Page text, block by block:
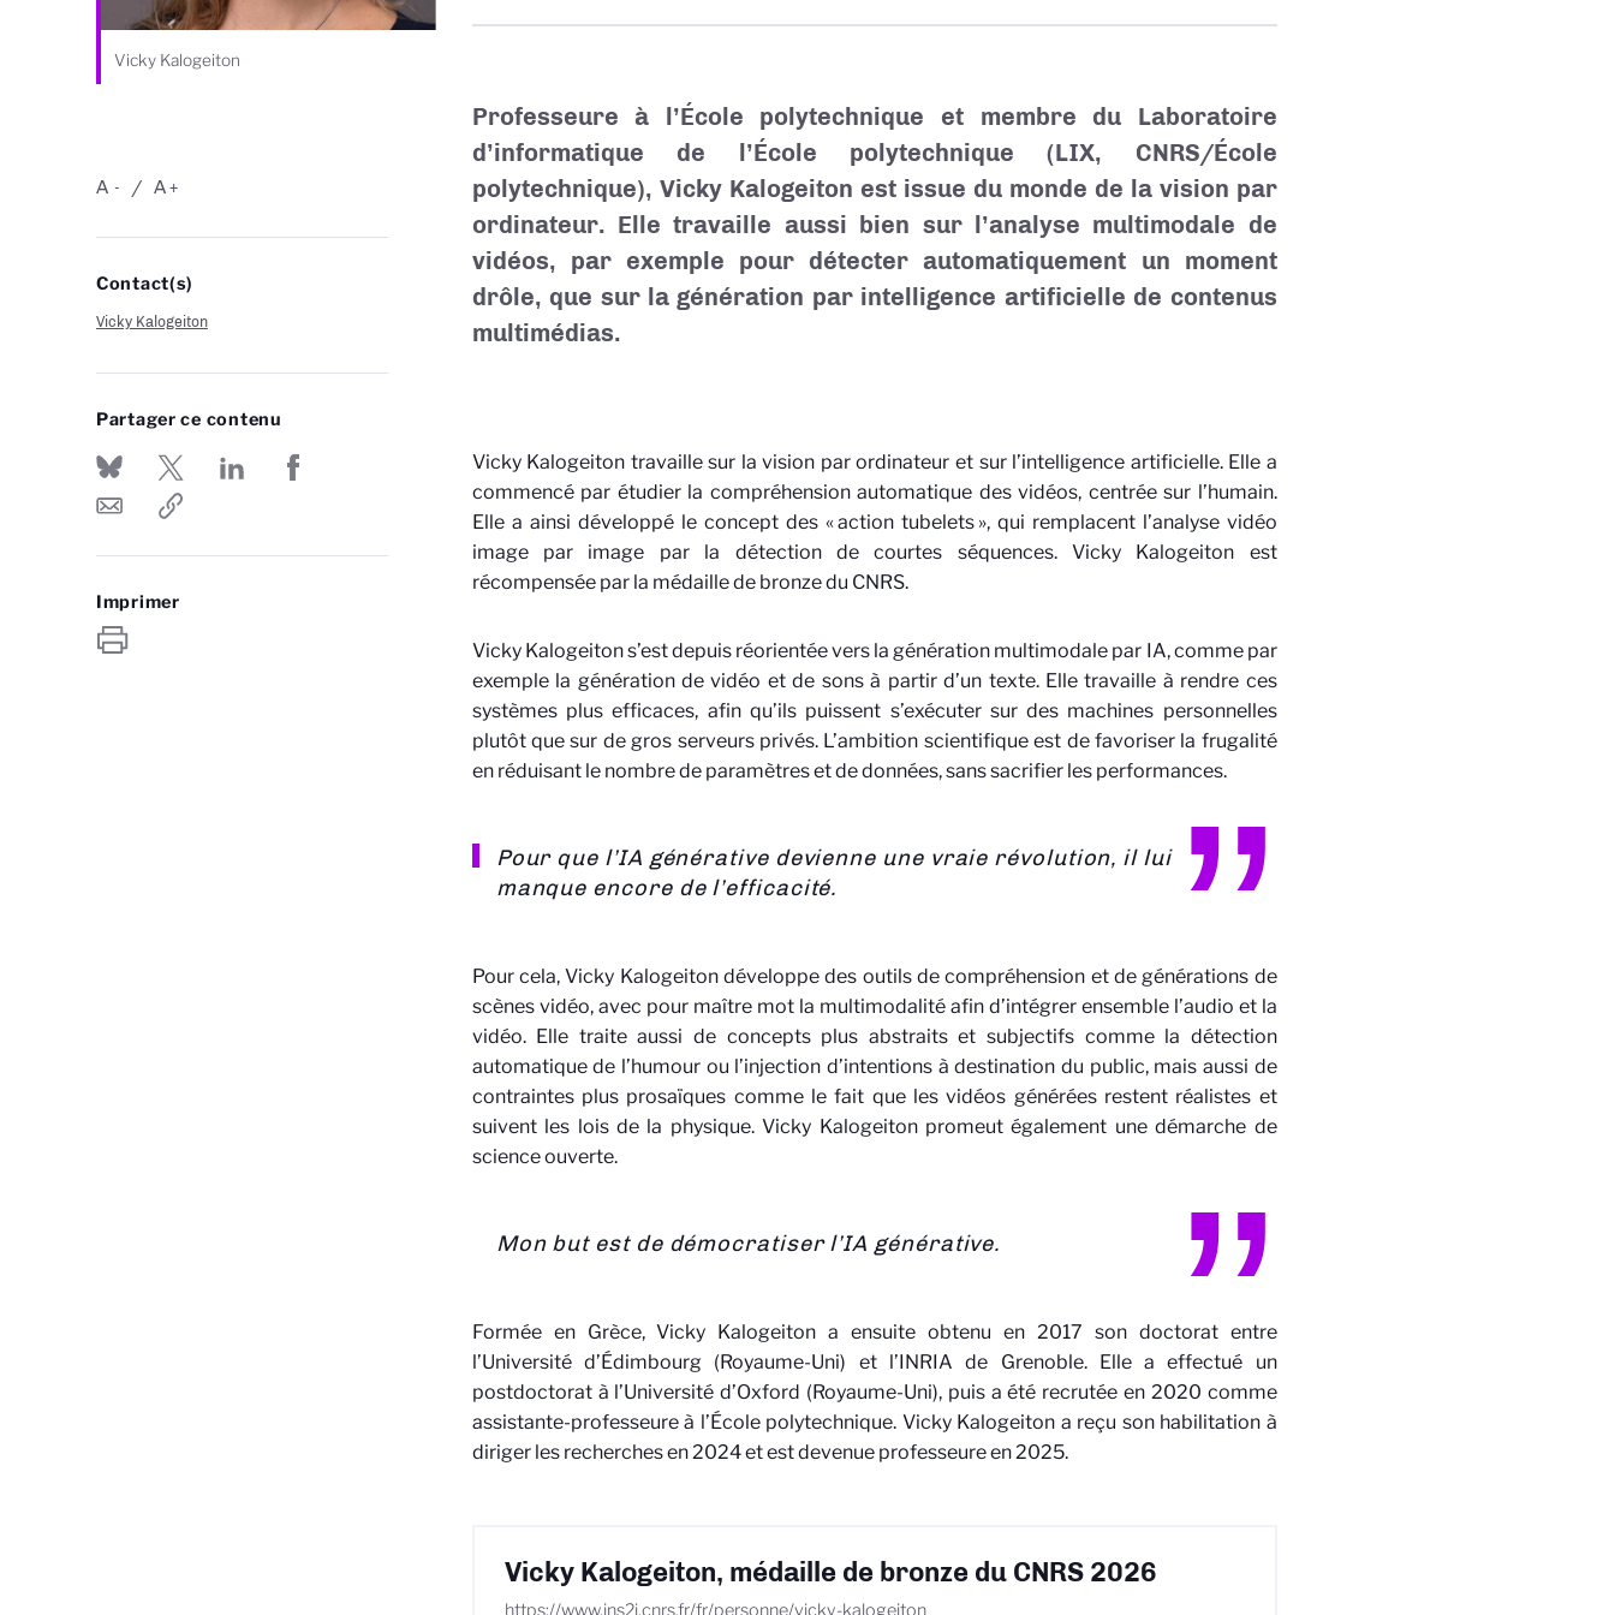
Vicky Kalogeiton
-
A +
A
Contact(s)
Vicky Kalogeiton
Partager ce contenu
Imprimer
Professeure à l’École polytechnique et membre du Laboratoire
d’informatique de l’École polytechnique (LIX, CNRS/École
polytechnique), Vicky Kalogeiton est issue du monde de la vision par
ordinateur. Elle travaille aussi bien sur l’analyse multimodale de
vidéos, par exemple pour détecter automatiquement un moment
drôle, que sur la génération par intelligence artificielle de contenus
multimédias.
Vicky Kalogeiton travaille sur la vision par ordinateur et sur l’intelligence artificielle. Elle a
commencé par étudier la compréhension automatique des vidéos, centrée sur l’humain.
Elle a ainsi développé le concept des « action tubelets », qui remplacent l’analyse vidéo
image par image par la détection de courtes séquences. Vicky Kalogeiton est
récompensée par la médaille de bronze du CNRS.
Vicky Kalogeiton s’est depuis réorientée vers la génération multimodale par IA, comme par
exemple la génération de vidéo et de sons à partir d’un texte. Elle travaille à rendre ces
systèmes plus efficaces, afin qu’ils puissent s’exécuter sur des machines personnelles
plutôt que sur de gros serveurs privés. L’ambition scientifique est de favoriser la frugalité
en réduisant le nombre de paramètres et de données, sans sacrifier les performances.
Pour que l’IA générative devienne une vraie révolution, il lui
manque encore de l’efficacité.
Pour cela, Vicky Kalogeiton développe des outils de compréhension et de générations de
scènes vidéo, avec pour maître mot la multimodalité afin d’intégrer ensemble l’audio et la
vidéo. Elle traite aussi de concepts plus abstraits et subjectifs comme la détection
automatique de l’humour ou l’injection d’intentions à destination du public, mais aussi de
contraintes plus prosaïques comme le fait que les vidéos générées restent réalistes et
suivent les lois de la physique. Vicky Kalogeiton promeut également une démarche de
science ouverte.
Mon but est de démocratiser l’IA générative.
Formée en Grèce, Vicky Kalogeiton a ensuite obtenu en 2017 son doctorat entre
l’Université d’Édimbourg (Royaume-Uni) et l’INRIA de Grenoble. Elle a effectué un
postdoctorat à l’Université d’Oxford (Royaume-Uni), puis a été recrutée en 2020 comme
assistante-professeure à l’École polytechnique. Vicky Kalogeiton a reçu son habilitation à
diriger les recherches en 2024 et est devenue professeure en 2025.
Vicky Kalogeiton, médaille de bronze du CNRS 2026
https://www.ins2i.cnrs.fr/fr/personne/vicky-kalogeiton